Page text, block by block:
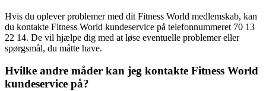
Hvis du oplever problemer med dit Fitness World medlemskab, kan
du kontakte Fitness World kundeservice på telefonnummeret 70 13
22 14. De vil hjælpe dig med at løse eventuelle problemer eller
spørgsmål, du måtte have.
Hvilke andre måder kan jeg kontakte Fitness World
kundeservice på?